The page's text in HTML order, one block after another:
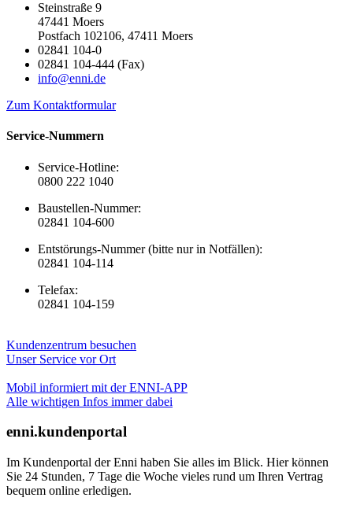
Steinstraße 9
47441 Moers
Postfach 102106, 47411 Moers
02841 104-0
02841 104-444 (Fax)
info@enni.de
Zum Kontaktformular
Service-Nummern
Service-Hotline:
0800 222 1040
Baustellen-Nummer:
02841 104-600
Entstörungs-Nummer (bitte nur in Notfällen):
02841 104-114
Telefax:
02841 104-159
Kundenzentrum besuchen
Unser Service vor Ort
Mobil informiert mit der ENNI-APP
Alle wichtigen Infos immer dabei
enni.kundenportal
Im Kundenportal der Enni haben Sie alles im Blick. Hier können
Sie 24 Stunden, 7 Tage die Woche vieles rund um Ihren Vertrag
bequem online erledigen.